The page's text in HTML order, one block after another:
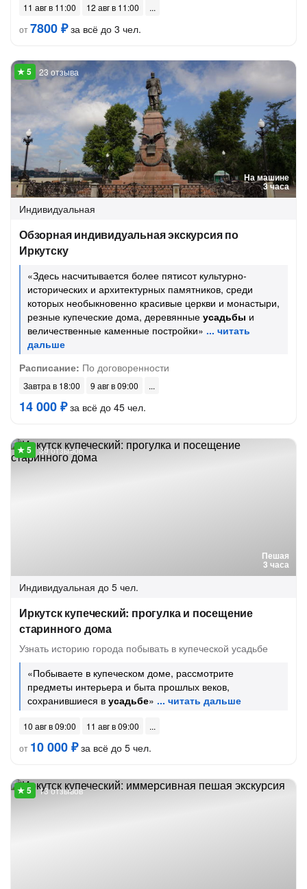
11 авг в 11:00
12 авг в 11:00
от7800 ₽за всё до 3 чел.
На машине
3 часа
23 отзыва
Индивидуальная
Обзорная индивидуальная экскурсия по
Иркутску
«Здесь насчитывается более пятисот культурно-
исторических и архитектурных памятников, среди
которых необыкновенно красивые церкви и монастыри,
резные купеческие дома, деревянные усадьбы и
величественные каменные постройки»
Расписание: По договоренности
Завтра в 18:00 9 авг в 09:00
14 000 ₽за всё до 45 чел.
Пешая
3 часа
39 отзывов
Индивидуальная до 5 чел.
Иркутск купеческий: прогулка и посещение
старинного дома
Узнать историю города побывать в купеческой усадьбе
«Побываете в купеческом доме, рассмотрите
предметы интерьера и быта прошлых веков,
сохранившиеся в усадьбе»
10 авг в 09:00
11 авг в 09:00
от 10 000 ₽за всё до 5 чел.
13 отзывов